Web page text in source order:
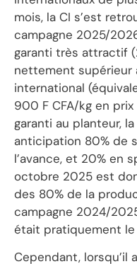
mois, la CI s’est
campagne 2025/
garanti très attractif
nettement supérieur
international
900 F CFA/kg en
garanti au planteur,
anticipation 80% de
l’avance, et 20% en
octobre 2025 est
des 80% de la
campagne 2024/
était pratiquement
Cependant, lorsqu’il